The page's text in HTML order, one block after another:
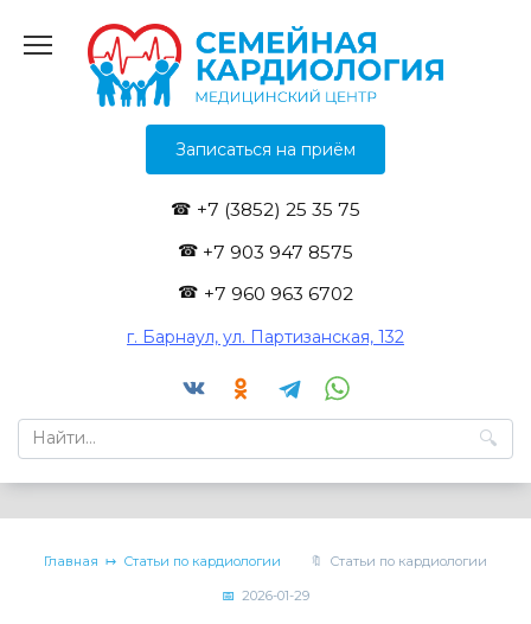
содержанию
Записаться на приём
+7 (3852) 25 35 75
+7 903 947 8575
+7 960 963 6702
г. Барнаул, ул. Партизанская, 132
Search
for:
Главная Статьи по кардиологии Статьи по кардиологии
2026-01-29